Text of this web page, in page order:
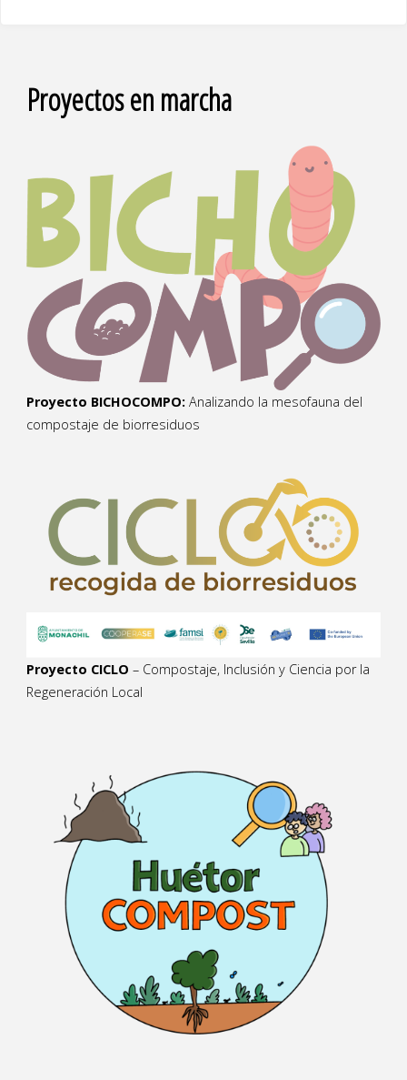
Proyectos en marcha
Proyecto BICHOCOMPO: Analizando la mesofauna del
compostaje de biorresiduos
Proyecto CICLO – Compostaje, Inclusión y Ciencia por la
Regeneración Local